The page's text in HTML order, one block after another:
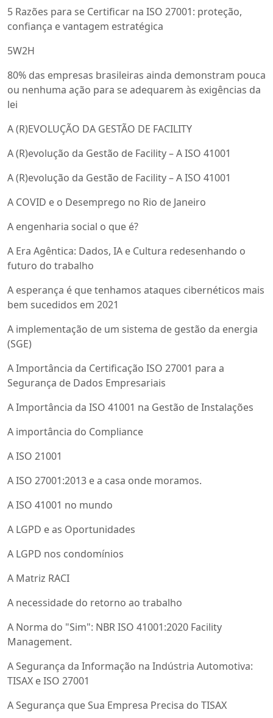
5 Razões para se Certificar na ISO 27001: proteção,
confiança e vantagem estratégica
5W2H
80% das empresas brasileiras ainda demonstram pouca
ou nenhuma ação para se adequarem às exigências da
lei
A (R)EVOLUÇÃO DA GESTÃO DE FACILITY
A (R)evolução da Gestão de Facility – A ISO 41001
A (R)evolução da Gestão de Facility – A ISO 41001
A COVID e o Desemprego no Rio de Janeiro
A engenharia social o que é?
A Era Agêntica: Dados, IA e Cultura redesenhando o
futuro do trabalho
A esperança é que tenhamos ataques cibernéticos mais
bem sucedidos em 2021
A implementação de um sistema de gestão da energia
(SGE)
A Importância da Certificação ISO 27001 para a
Segurança de Dados Empresariais
A Importância da ISO 41001 na Gestão de Instalações
A importância do Compliance
A ISO 21001
A ISO 27001:2013 e a casa onde moramos.
A ISO 41001 no mundo
A LGPD e as Oportunidades
A LGPD nos condomínios
A Matriz RACI
A necessidade do retorno ao trabalho
A Norma do "Sim": NBR ISO 41001:2020 Facility
Management.
A Segurança da Informação na Indústria Automotiva:
TISAX e ISO 27001
A Segurança que Sua Empresa Precisa do TISAX